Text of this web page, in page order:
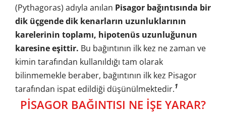
(Pythagoras) adıyla anılan Pisagor bağıntısında bir
dik üçgende dik kenarların uzunluklarının
karelerinin toplamı, hipotenüs uzunluğunun
karesine eşittir. Bu bağıntının ilk kez ne zaman ve
kimin tarafından kullanıldığı tam olarak
bilinmemekle beraber, bağıntının ilk kez Pisagor
tarafından ispat edildiği düşünülmektedir.1
PİSAGOR BAĞINTISI NE İŞE YARAR?